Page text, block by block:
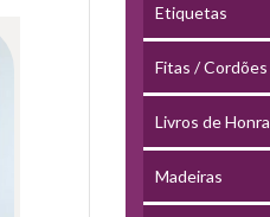
Etiquetas
Fitas / Cordões
Livros de Honra
Madeiras